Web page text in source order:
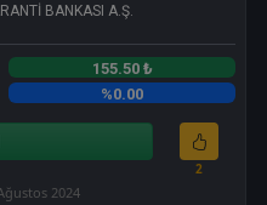
BANKASI A.Ş.
155.50 ₺
%0.00
2
2024